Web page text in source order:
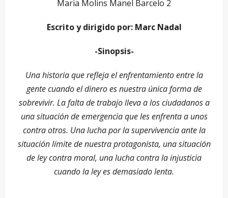
Escrito y dirigido por: Marc Nadal
-Sinopsis-
Una historia que refleja el enfrentamiento entre la
gente cuando el dinero es nuestra única forma de
sobrevivir. La falta de trabajo lleva a los ciudadanos a
una situación de emergencia que les enfrenta a unos
contra otros. Una lucha por la supervivencia ante la
situación límite de nuestra protagonista, una situación
de ley contra moral, una lucha contra la injusticia
cuando la ley es demasiado lenta.